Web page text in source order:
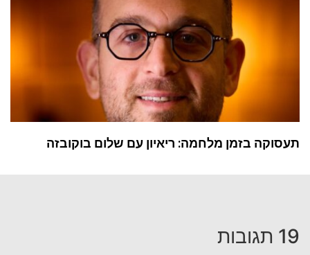
תעסוקה בזמן מלחמה: ריאיון עם שלום בוקובזה
19 תגובות